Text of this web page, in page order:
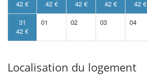
42 € 42 € 42 € 42 € 42 €
31
42 €
01 02 03 04
Localisation du logement